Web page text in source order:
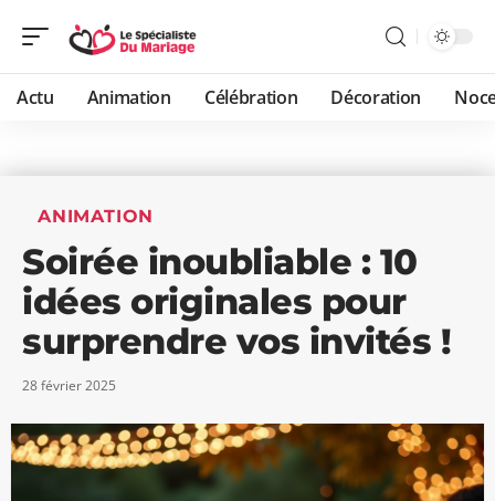
Actu Animation Célébration Décoration
ANIMATION
Soirée inoubliable : 10
idées originales pour
surprendre vos invités !
28 février 2025